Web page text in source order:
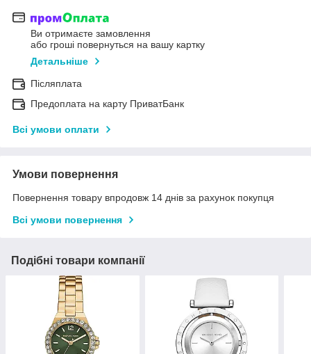
Ви отримаєте замовлення
або гроші повернуться на вашу картку
Детальніше
Післяплата
Предоплата на карту ПриватБанк
Всі умови оплати
Умови повернення
Повернення товару впродовж 14 днів за рахунок покупця
Всі умови повернення
Подібні товари компанії